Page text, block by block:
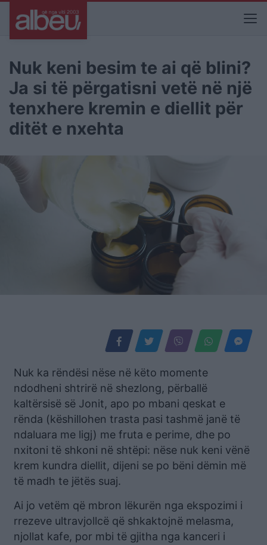
Nuk keni besim te ai që blini?
Ja si të përgatisni vetë në një
tenxhere kremin e diellit për
ditët e nxehta
Nuk ka rëndësi nëse në këto momente
ndodheni shtrirë në shezlong, përballë
kaltërsisë së Jonit, apo po mbani qeskat e
rënda (këshillohen trasta pasi tashmë janë të
ndaluara me ligj) me fruta e perime, dhe po
nxitoni të shkoni në shtëpi: nëse nuk keni vënë
krem kundra diellit, dijeni se po bëni dëmin më
të madh te jëtës suaj.
Ai jo vetëm që mbron lëkurën nga ekspozimi i
rrezeve ultravjollcë që shkaktojnë melasma,
njollat kafe, por mbi të gjitha nga kanceri i